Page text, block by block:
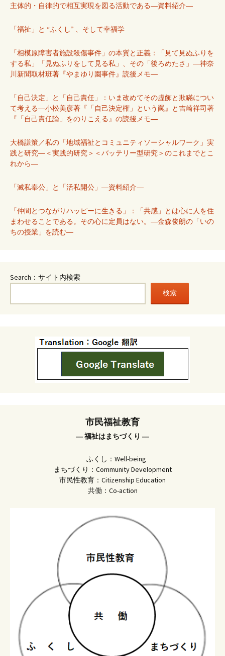
主体的・自律的で相互実現を図る活動である―資料紹介―
「福祉」と “ふくし” 、そして幸福学
「相模原障害者施設殺傷事件」の本質と正義：「見て見ぬふりを
する私」「見ぬふりをして見る私」、その「後ろめたさ」―神奈
川新聞取材班著『やまゆり園事件』読後メモ―
「自己決定」と「自己責任」：いま改めてその虚飾と欺瞞につい
て考える―小松美彦著『「自己決定権」という罠』と吉崎祥司著
『「自己責任論」をのりこえる』の読後メモ―
大橋謙策／私の「地域福祉とコミュニティソーシャルワーク」実
践と研究―＜実践的研究＞＜バッテリー型研究＞のこれまでとこ
れから―
「滅私奉公」と「活私開公」―資料紹介―
「仲間とつながりハッピーに生きる」：「共感」とは心に人を住
まわせることである。その心に定員はない。―金森俊朗の「いの
ちの授業」を読む―
Search：サイト内検索
検索
市民福祉教育
― 福祉はまちづくり ―
ふくし：Well-being
まちづくり：Community Development
市民性教育：Citizenship Education
共働：Co-action